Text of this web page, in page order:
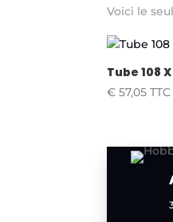
Voici le
Tube 108
€ 57,05 TTC